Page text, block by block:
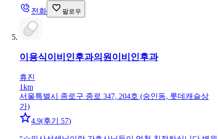
전화 팔로우
이용식이비인후과의원 이비인후과
휴진
1km
서울특별시 종로구 종로 347, 204호 (숭인동, 롯데캐슬상
가)
4.9(후기 57)